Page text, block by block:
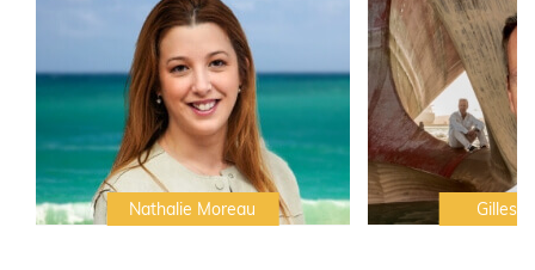
Nathalie Moreau Gilles